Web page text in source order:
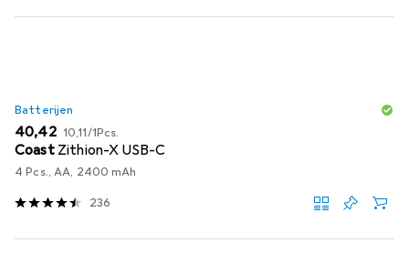
Batterijen
EUR
40,42 EUR
10,11/1Pcs.
Coast Zithion-X USB-C
4 Pcs., AA, 2400 mAh
236